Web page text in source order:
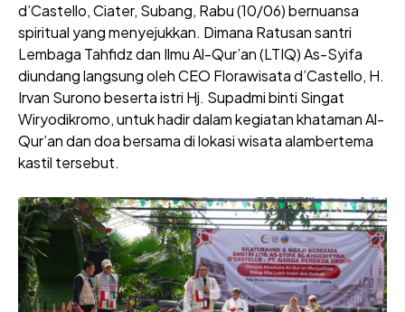
d’Castello, Ciater, Subang, Rabu (10/06) bernuansa
spiritual yang menyejukkan. Dimana Ratusan santri
Lembaga Tahfidz dan Ilmu Al-Qur’an (LTIQ) As-Syifa
diundang langsung oleh CEO Florawisata d’Castello, H.
Irvan Surono beserta istri Hj. Supadmi binti Singat
Wiryodikromo, untuk hadir dalam kegiatan khataman Al-
Qur’an dan doa bersama di lokasi wisata alambertema
kastil tersebut.